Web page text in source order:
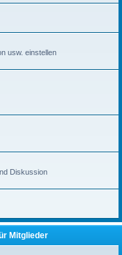
usw. einstellen
Diskussion
Mitglieder